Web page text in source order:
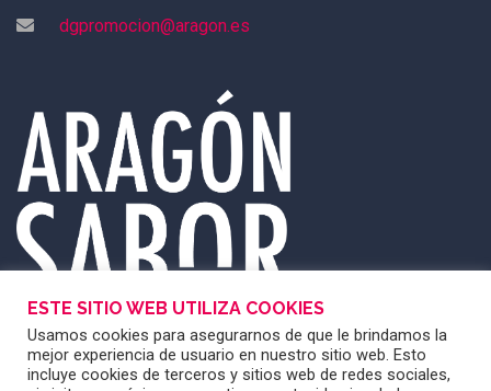
dgpromocion@aragon.es
ESTE SITIO WEB UTILIZA COOKIES
Usamos cookies para asegurarnos de que le brindamos la
mejor experiencia de usuario en nuestro sitio web. Esto
incluye cookies de terceros y sitios web de redes sociales,